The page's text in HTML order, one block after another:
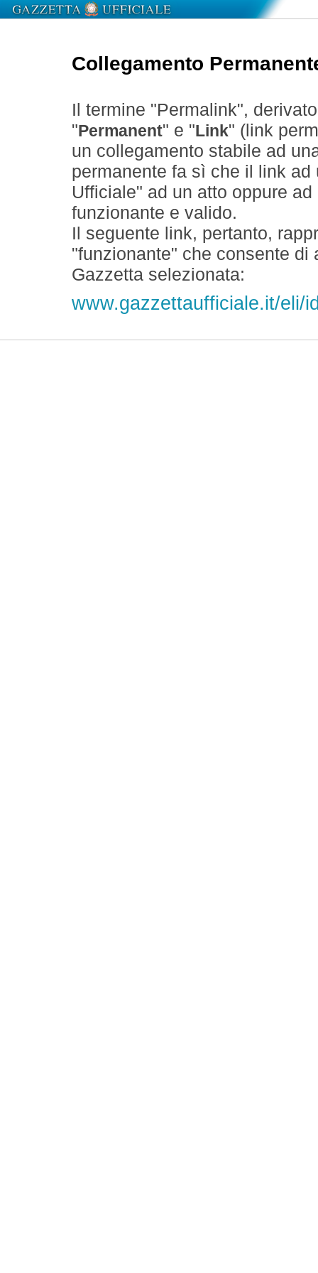
Collegamento
Il termine "Permalink",
" Permanent" e " Link" (link
un collegamento stabile ad
permanente fa sì che il link
Ufficiale" ad un atto oppure
funzionante e valido.
Il seguente link, pertanto,
"funzionante" che consente
Gazzetta selezionata:
www.gazzettaufficiale.it/eli/